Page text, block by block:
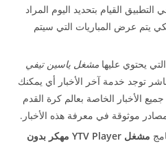
القيام بتحديد اليوم المراد
يتم عرض المباريات التي سيتم
يحتوي عليها مشغل ياسين تيفي
توجد خدمة آخر الأخبار أي يمكنك
الأخبار الخاصة بعالم كرة القدم
موثوقة في معرفة هذه الأخبار.
مشغل YTV Player مهكر بدون